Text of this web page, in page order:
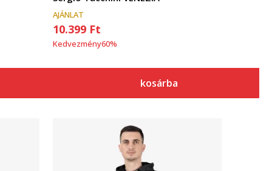
AJÁNLAT
10.399 Ft
Kedvezmény60%
kosárba